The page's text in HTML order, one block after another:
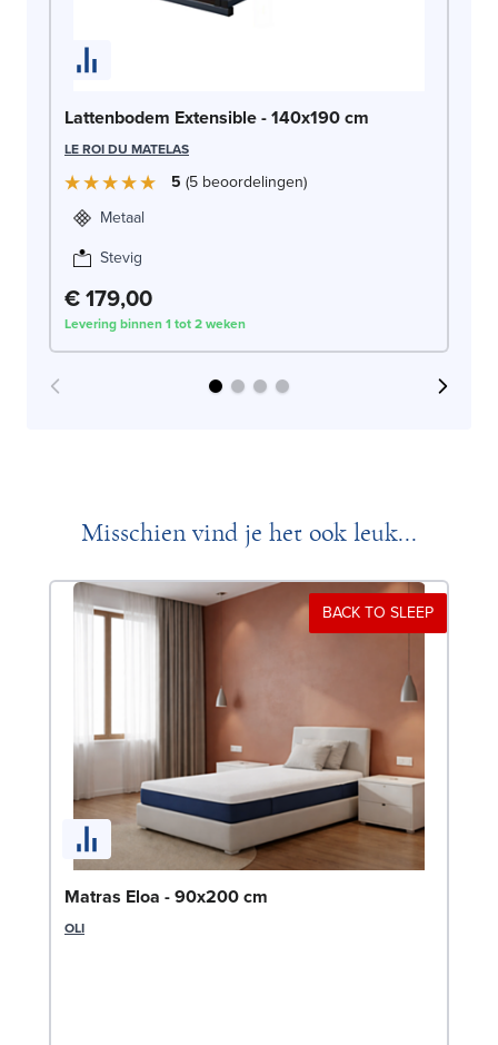
Lattenbodem Extensible - 140x190 cm
LE ROI DU MATELAS
5 5 beoordelingen
Metaal
Stevig
€ 179,00
Levering binnen 1 tot 2 weken
Misschien vind je het ook leuk...
BACK TO SLEEP
Matras Eloa - 90x200 cm
OLI